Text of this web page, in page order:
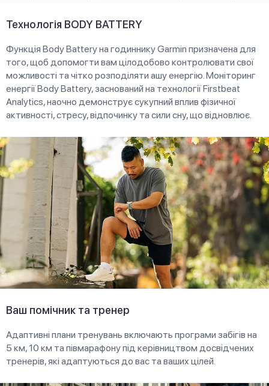
Технологія BODY BATTERY
Функція Body Battery на годиннику Garmin призначена для
того, щоб допомогти вам цілодобово контролювати свої
можливості та чітко розподіляти ашу енергію. Моніторинг
енергії Body Battery, заснований на технології Firstbeat
Analytics, наочно демонструє сукупний вплив фізичної
активності, стресу, відпочинку та сили сну, що відновлює.
Ваш помічник та тренер
Адаптивні плани тренувань включають програми забігів на
5 км, 10 км та півмарафону під керівництвом досвідчених
тренерів, які адаптуються до вас та ваших цілей.